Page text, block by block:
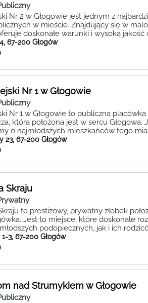
Nr 2 w Głogowie jest jednym z
w mieście. Znajdujący się w
doskonałe warunki i wysoką jakość
z najważniejszych atutów tego żłobka
posiadają bogate doświadczenie w
co […]
67-200 Głogów
Nr 1 w Głogowie
Nr 1 w Głogowie to publiczna
która położona jest w sercu Głogowa.
o najmłodszych mieszkańców tego
oferuje profesjonalną opiekę oraz
jest stworzenie atmosfery pełnej
Działa tu wykwalifikowany […]
23, 67-200 Głogów
Skraju
to prestiżowy, prywatny żłobek
Jest to miejsce, które doskonale
podopiecznych, jak i ich
do tego urokliwego obiektu,
troski i bezpieczeństwa, która otacza
to miejsce, […]
3, 67-200 Głogów
nad Strumykiem w Głogowie